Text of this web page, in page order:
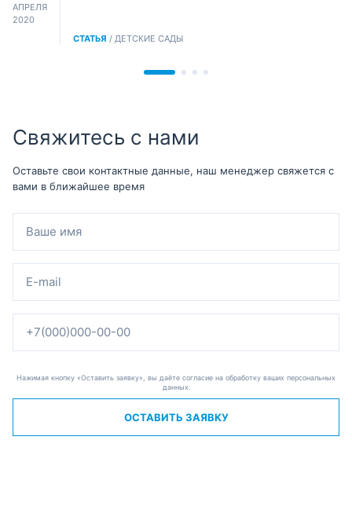
АПРЕЛЯ
2020
СТАТЬЯ / ДЕТСКИЕ САДЫ
Свяжитесь с нами
Оставьте свои контактные данные, наш менеджер свяжется с
вами в ближайшее время
Нажимая кнопку «Оставить заявку», вы даёте согласие на обработку ваших персональных
данных.
ОСТАВИТЬ ЗАЯВКУ